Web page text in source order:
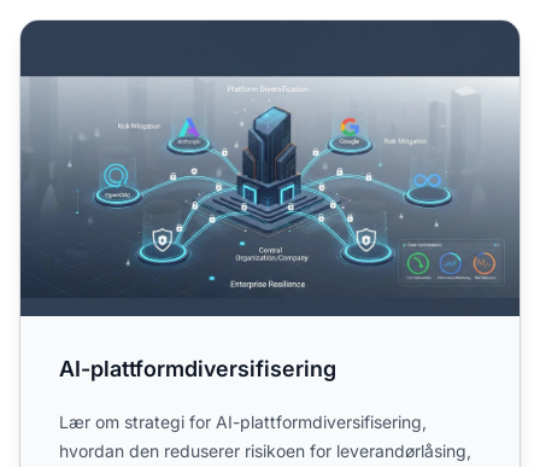
AI-plattformdiversifisering
AI-plattformdiversifisering
Lær om strategi for AI-plattformdiversifisering,
hvordan den reduserer risikoen for leverandørlåsing,